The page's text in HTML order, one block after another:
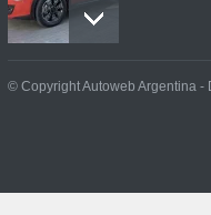
Prueba:
© Copyright Autoweb Argentina -